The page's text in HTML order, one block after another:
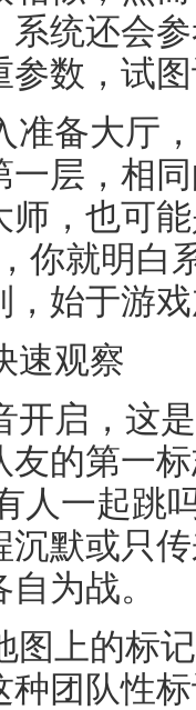
系统还会
数，试
准备大厅
一层，相
，也可
你就明白
，始于游
速观察
开启，这
友的第一
人一起跳
沉默或只
为战。
图上的标
种团队性